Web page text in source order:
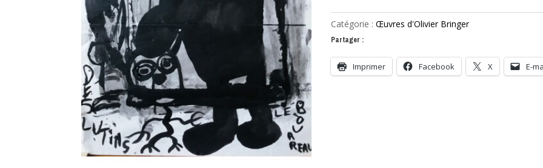
des
lutins
Catégorie :Œuvres d'Olivier Bringer
Partager :
Imprimer Facebook X E-